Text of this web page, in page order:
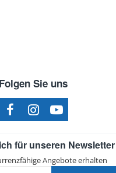
Folgen Sie uns
für unseren
Angebote erhalten